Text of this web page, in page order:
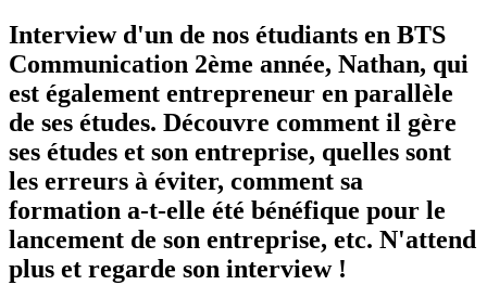
Interview d'un de nos étudiants en BTS
Communication 2ème année, Nathan, qui
est également entrepreneur en parallèle
de ses études. Découvre comment il gère
ses études et son entreprise, quelles sont
les erreurs à éviter, comment sa
formation a-t-elle été bénéfique pour le
lancement de son entreprise, etc. N'attend
plus et regarde son interview !